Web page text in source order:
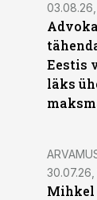
Eestis
läks
30.07.26,
Mihkel